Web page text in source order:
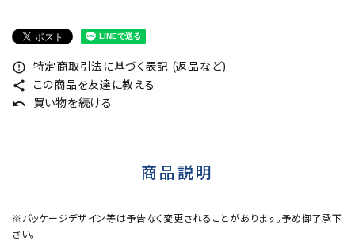
error_outline 特定商取引法に基づく表記 (返品など)
share この商品を友達に教える
undo 買い物を続ける
商品説明
※パッケージデザイン等は予告なく変更されることがあります。予め御了承下
さい。